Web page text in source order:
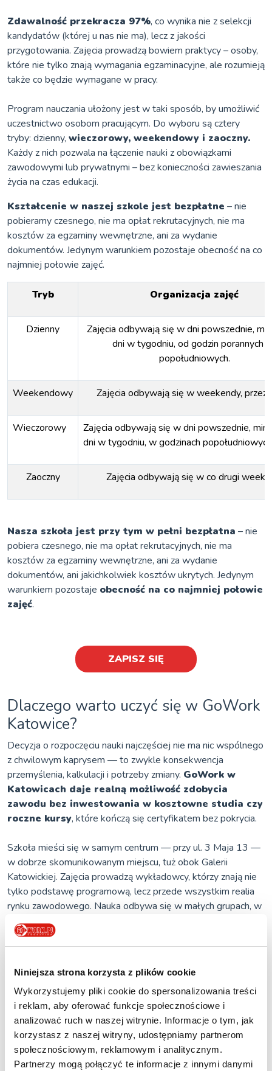
Niniejsza strona korzysta z plików cookie
Wykorzystujemy pliki cookie do spersonalizowania treści
i reklam, aby oferować funkcje społecznościowe i
analizować ruch w naszej witrynie. Informacje o tym, jak
korzystasz z naszej witryny, udostępniamy partnerom
społecznościowym, reklamowym i analitycznym.
Partnerzy mogą połączyć te informacje z innymi danymi
Zdawalność przekracza 97%, co wynika nie z selekcji
kandydatów (której u nas nie ma), lecz z jakości
przygotowania. Zajęcia prowadzą bowiem praktycy – osoby,
które nie tylko znają wymagania egzaminacyjne, ale rozumieją
także co będzie wymagane w pracy.
Program nauczania ułożony jest w taki sposób, by umożliwić
uczestnictwo osobom pracującym. Do wyboru są cztery
tryby: dzienny, wieczorowy, weekendowy i zaoczny.
Każdy z nich pozwala na łączenie nauki z obowiązkami
zawodowymi lub prywatnymi – bez konieczności zawieszania
życia na czas edukacji.
Kształcenie w naszej szkole jest bezpłatne – nie
pobieramy czesnego, nie ma opłat rekrutacyjnych, nie ma
kosztów za egzaminy wewnętrzne, ani za wydanie
dokumentów. Jedynym warunkiem pozostaje obecność na co
najmniej połowie zajęć.
Tryb Organizacja zajęć
Dzienny
Zajęcia odbywają się w dni powszednie,
dni w tygodniu, od godzin porannych
popołudniowych.
Weekendowy Zajęcia odbywają się w weekendy, przez
Wieczorowy
Zajęcia odbywają się w dni powszednie,
dni w tygodniu, w godzinach
Zaoczny Zajęcia odbywają się w co drugi
Nasza szkoła jest przy tym w pełni bezpłatna – nie
pobiera czesnego, nie ma opłat rekrutacyjnych, nie ma
kosztów za egzaminy wewnętrzne, ani za wydanie
dokumentów, ani jakichkolwiek kosztów ukrytych. Jedynym
warunkiem pozostaje obecność na co najmniej połowie
zajęć.
ZAPISZ SIĘ
Dlaczego warto uczyć się w GoWork
Katowice?
Decyzja o rozpoczęciu nauki najczęściej nie ma nic wspólnego
z chwilowym kaprysem — to zwykle konsekwencja
przemyślenia, kalkulacji i potrzeby zmiany. GoWork w
Katowicach daje realną możliwość zdobycia
zawodu bez inwestowania w kosztowne studia czy
roczne kursy, które kończą się certyfikatem bez pokrycia.
Szkoła mieści się w samym centrum — przy ul. 3 Maja 13 —
w dobrze skomunikowanym miejscu, tuż obok Galerii
Katowickiej. Zajęcia prowadzą wykładowcy, którzy znają nie
tylko podstawę programową, lecz przede wszystkim realia
rynku zawodowego. Nauka odbywa się w małych grupach, w
trybie dostosowanym do życia dorosłych osób: można
wybrać zajęcia dzienne, wieczorowe, weekendowe lub
zaoczne. Nie jest wymagana matura — wystarczy
Każdy kierunek kończy się egzaminem zawodowym.
Absolwenci otrzymują dyplom z tytułem zawodowym i
certyfikat MEN, który pozwala na podjęcie pracy również
za granicą.